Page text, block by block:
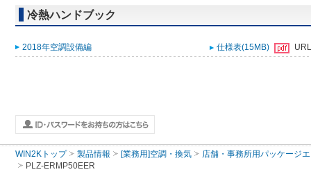
冷熱ハンドブック
2018年空調設備編 仕様表(15MB) URL
WIN2Kトップ 製品情報 [業務用]空調・換気
店舗・事務所用パッケージ
PLZ-ERMP50EER